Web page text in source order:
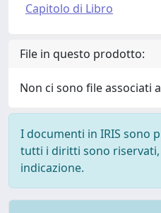
Capitolo di Libro
File in questo prodotto:
Non ci sono file associati
I documenti in IRIS sono
tutti i diritti sono riservati,
indicazione.